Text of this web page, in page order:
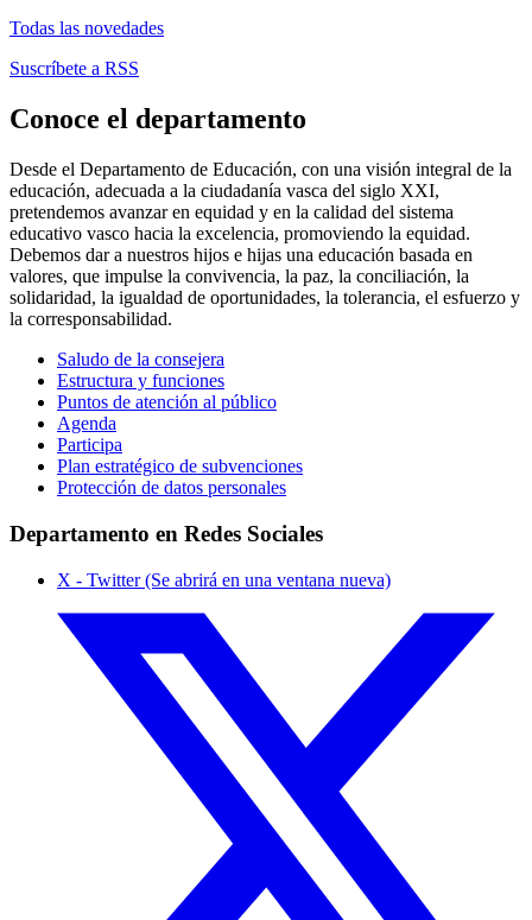
Todas las novedades
Suscríbete a RSS
Conoce el departamento
Desde el Departamento de Educación, con una visión integral de la
educación, adecuada a la ciudadanía vasca del siglo XXI,
pretendemos avanzar en equidad y en la calidad del sistema
educativo vasco hacia la excelencia, promoviendo la equidad.
Debemos dar a nuestros hijos e hijas una educación basada en
valores, que impulse la convivencia, la paz, la conciliación, la
solidaridad, la igualdad de oportunidades, la tolerancia, el esfuerzo y
la corresponsabilidad.
Saludo de la consejera
Estructura y funciones
Puntos de atención al público
Agenda
Participa
Plan estratégico de subvenciones
Protección de datos personales
Departamento en Redes Sociales
X - Twitter (Se abrirá en una ventana nueva)